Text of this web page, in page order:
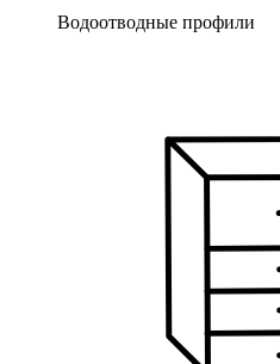
Водоотводные профили